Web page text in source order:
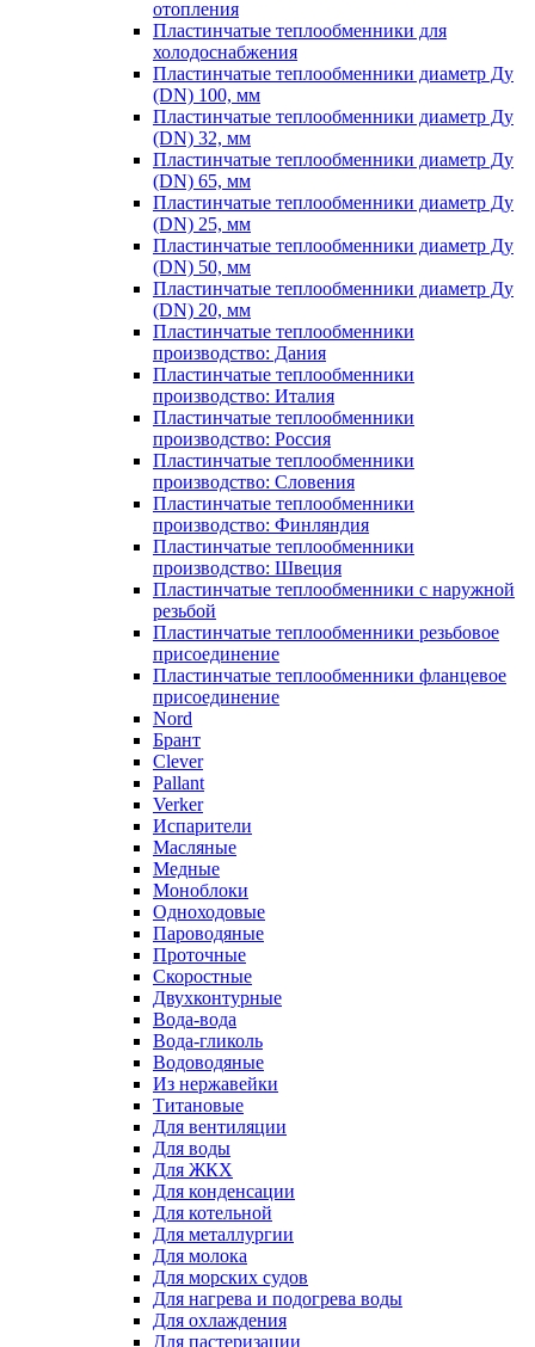
отопления
Пластинчатые теплообменники для
холодоснабжения
Пластинчатые теплообменники диаметр Ду
(DN) 100, мм
Пластинчатые теплообменники диаметр Ду
(DN) 32, мм
Пластинчатые теплообменники диаметр Ду
(DN) 65, мм
Пластинчатые теплообменники диаметр Ду
(DN) 25, мм
Пластинчатые теплообменники диаметр Ду
(DN) 50, мм
Пластинчатые теплообменники диаметр Ду
(DN) 20, мм
Пластинчатые теплообменники
производство: Дания
Пластинчатые теплообменники
производство: Италия
Пластинчатые теплообменники
производство: Россия
Пластинчатые теплообменники
производство: Словения
Пластинчатые теплообменники
производство: Финляндия
Пластинчатые теплообменники
производство: Швеция
Пластинчатые теплообменники с наружной
резьбой
Пластинчатые теплообменники резьбовое
присоединение
Пластинчатые теплообменники фланцевое
присоединение
Nord
Брант
Clever
Pallant
Verker
Испарители
Масляные
Медные
Моноблоки
Одноходовые
Пароводяные
Проточные
Скоростные
Двухконтурные
Вода-вода
Вода-гликоль
Водоводяные
Из нержавейки
Титановые
Для вентиляции
Для воды
Для ЖКХ
Для конденсации
Для котельной
Для металлургии
Для молока
Для морских судов
Для нагрева и подогрева воды
Для охлаждения
Для пастеризации